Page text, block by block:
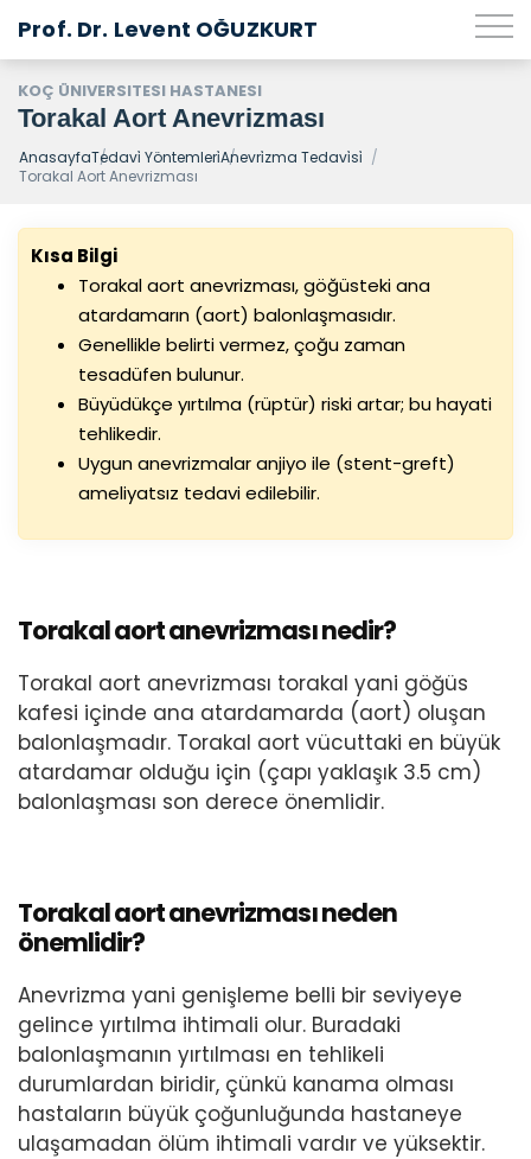
Prof. Dr. Levent OĞUZKURT
KOÇ ÜNIVERSITESI HASTANESI
Torakal Aort Anevrizması
AnasayfaTedavi̇ Yöntemleri̇Anevri̇zma Tedavi̇si̇
Torakal Aort Anevrizması
Kısa Bilgi
Torakal aort anevrizması, göğüsteki ana
atardamarın (aort) balonlaşmasıdır.
Genellikle belirti vermez, çoğu zaman
tesadüfen bulunur.
Büyüdükçe yırtılma (rüptür) riski artar; bu hayati
tehlikedir.
Uygun anevrizmalar anjiyo ile (stent-greft)
ameliyatsız tedavi edilebilir.
Torakal aort anevrizması nedir?
Torakal aort anevrizması torakal yani göğüs
kafesi içinde ana atardamarda (aort) oluşan
balonlaşmadır. Torakal aort vücuttaki en büyük
atardamar olduğu için (çapı yaklaşık 3.5 cm)
balonlaşması son derece önemlidir.
Torakal aort anevrizması neden
önemlidir?
Anevrizma yani genişleme belli bir seviyeye
gelince yırtılma ihtimali olur. Buradaki
balonlaşmanın yırtılması en tehlikeli
durumlardan biridir, çünkü kanama olması
hastaların büyük çoğunluğunda hastaneye
ulaşamadan ölüm ihtimali vardır ve yüksektir.